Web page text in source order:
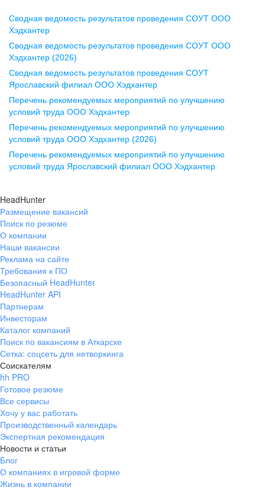
Воронеж
ул. Комиссаржевской, д. 10,
офис 1212
+7 473 280-05-05
pr@vrn.hh.ru
ул. Спартаковская, д. 2А, этаж 3,
помещение 15
+7 843 212-12-50
Екатеринбург
ул. Боевых Дружин, стр. 20,
+7 343 226-79-99
pr@ural.hh.ru
ул. Янковского, д. 169, 7 этаж,
706 каб.
+7 861 205-55-57
pr@krd.hh.ru
Владивосток
пер. Ланинский д. 4, офис 3.4
+7 423 202-33-28
pr@dv.hh.ru
Новосибирск
ул. Большевистская, д. 35,
Сводная ведомость результатов проведения СОУТ ООО
Хэдхантер
Сводная ведомость результатов проведения СОУТ ООО
Хэдхантер (2026)
Сводная ведомость результатов проведения СОУТ
Ярославский филиал ООО Хэдхантер
Перечень рекомендуемых мероприятий по улучшению
условий труда ООО Хэдхантер
Перечень рекомендуемых мероприятий по улучшению
условий труда ООО Хэдхантер (2026)
Перечень рекомендуемых мероприятий по улучшению
условий труда Ярославский филиал ООО Хэдхантер
HeadHunter
Размещение вакансий
Поиск по резюме
О компании
Наши вакансии
Реклама на сайте
Требования к ПО
Безопасный HeadHunter
HeadHunter API
Партнерам
Инвесторам
Каталог компаний
Поиск по вакансиям в Аткарске
Сетка: соцсеть для нетворкинга
Соискателям
hh PRO
Готовое резюме
Все сервисы
Хочу у вас работать
Производственный календарь
Экспертная рекомендация
Новости и статьи
Блог
О компаниях в игровой форме
Жизнь в компании